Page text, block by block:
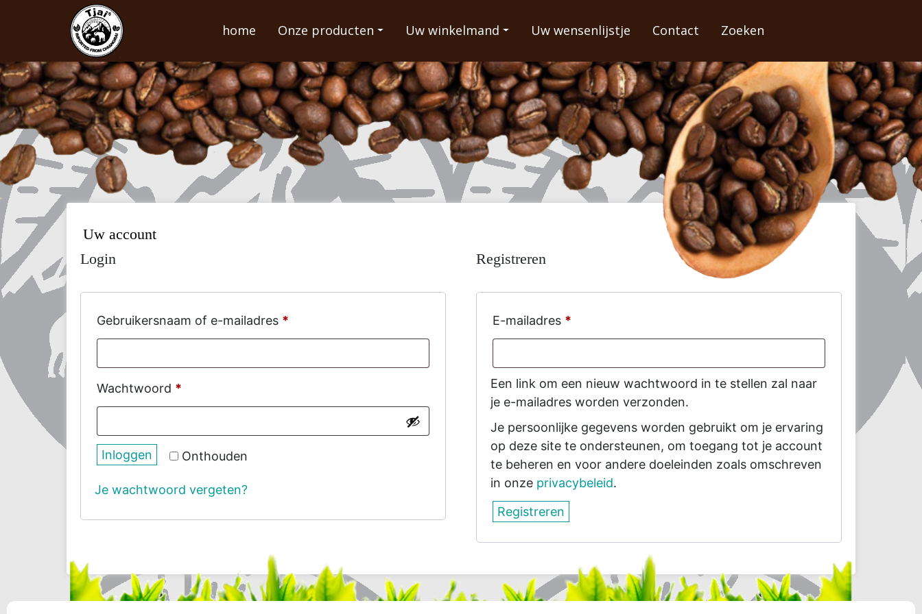
home Onze producten Uw winkelmand Uw wensenlijstje Contact Zoeken
Uw account
Login
Gebruikersnaam of e-mailadres *
Wachtwoord *
Onthouden
Inloggen
Je wachtwoord vergeten?
Registreren
E-mailadres *
Een link om een nieuw wachtwoord in te stellen zal naar
je e-mailadres worden verzonden.
Je persoonlijke gegevens worden gebruikt om je ervaring
op deze site te ondersteunen, om toegang tot je account
te beheren en voor andere doeleinden zoals omschreven
in onze privacybeleid.
Registreren